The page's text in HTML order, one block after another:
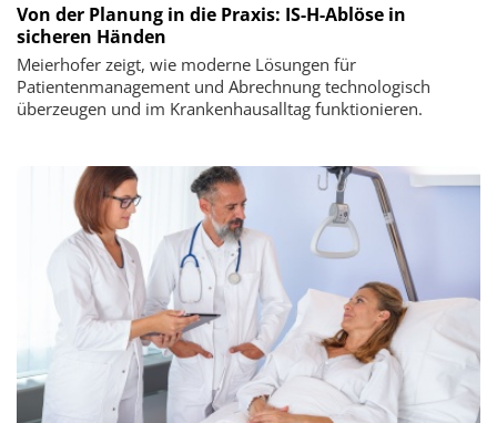
Von der Planung in die Praxis: IS-H-Ablöse in
sicheren Händen
Meierhofer zeigt, wie moderne Lösungen für
Patientenmanagement und Abrechnung technologisch
überzeugen und im Krankenhausalltag funktionieren.